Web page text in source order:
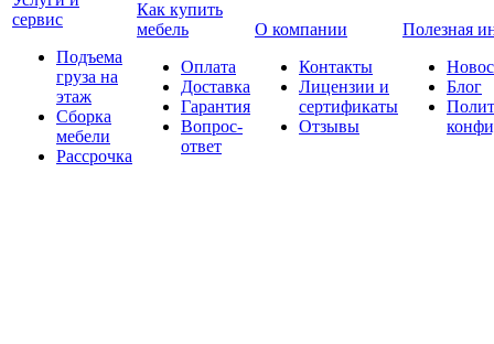
сервис
Подъема
груза на
этаж
Сборка
мебели
Рассрочка
Как купить
мебель
Оплата
Доставка
Гарантия
Вопрос-
ответ
О компании
Контакты
Лицензии и
сертификаты
Отзывы
Полезная
Блог